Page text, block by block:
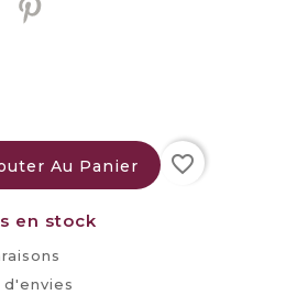
Au Panier favorite_border
en stock